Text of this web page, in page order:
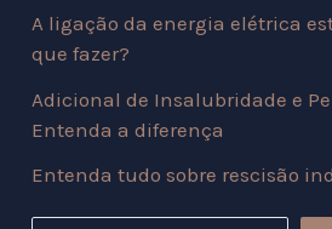
A ligação da energia elétrica
que fazer?
Adicional de Insalubridade e
Entenda a diferença
Entenda tudo sobre rescisão